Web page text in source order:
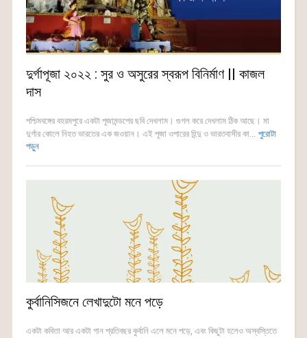
দুর্গাপূজা ২০২২ : সুর ও অসুরের স্বরূপ বিনির্মাণ || কাজল
দাস
পশ্চিমবঙ্গের বহরমপুরে একটা পূজামন্ডপের ছবি দেখলাম। গুগল করে দেখলাম ঠিক আছে। মা
দুর্গার কোলে নিহত ভারতের এক জওয়ান। এই পূজা ওপারের হিন্দু ও ভারতবাসীর কা... পুরোটা
পড়ুন
কুর্বানিসিজনে লেখাদুটো মনে পড়ে
একটা কবিতা আর একটা গান প্রতিবছর কুর্বানি এলে মনে পড়ে, এবং কিছুটা হলেও অস্বস্তিতে